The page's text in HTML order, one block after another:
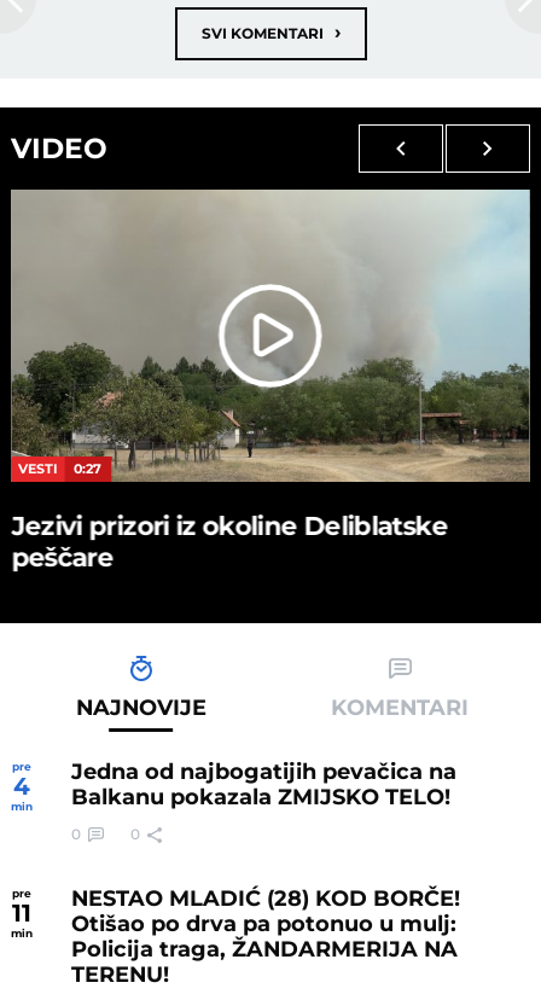
SVI KOMENTARI ›
VIDEO
VESTI 0:27
Jezivi prizori iz okoline Deliblatske
peščare
NAJNOVIJE KOMENTARI
pre
4
min
Jedna od najbogatijih pevačica na
Balkanu pokazala ZMIJSKO TELO!
0 0
pre
11
min
NESTAO MLADIĆ (28) KOD BORČE!
Otišao po drva pa potonuo u mulj:
Policija traga, ŽANDARMERIJA NA
TERENU!